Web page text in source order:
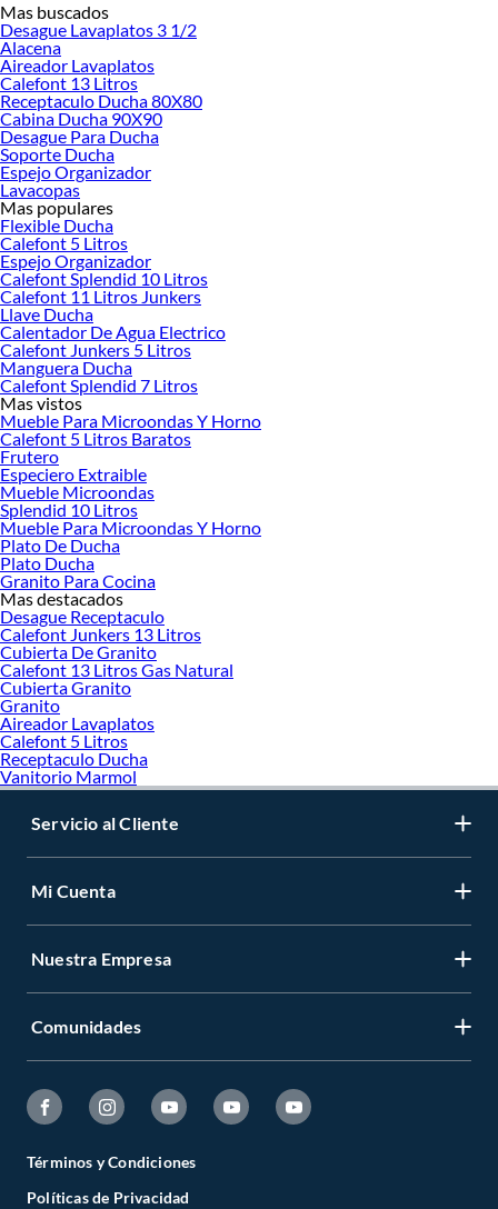
Tinas e hidromasajes
Toalleros
Duchas y cabinas
Muebles de baño
Shower doors y Cabinas
Mamparas para duchas
Barra de ducha
Saunas
Spa de exterior y Hot tubs
Shower doors y Cabinas
Bidet de baño
Urinario
Salas de baño
Rejillas y Celosías de Ventilación
Vanitorio
Taza de Baño - WC
Dispensador de jabón y jaboneras
Cortinas de baño
Tina de baño
Duchas y cabinas
Toallas
Portapapel
Portacepillos y Vasos
Sanitarios
Repisas para baño
Termo eléctrico
Extractores de Aire
Válvula de llenado WC
Bomba agua
Marcas destacadas en Baño
Junkers
Splendid
Rheem
Mas buscados
Desague Lavaplatos 3 1/2
Alacena
Aireador Lavaplatos
Calefont 13 Litros
Receptaculo Ducha 80X80
Cabina Ducha 90X90
Desague Para Ducha
Soporte Ducha
Espejo Organizador
Lavacopas
Mas populares
Flexible Ducha
Calefont 5 Litros
Espejo Organizador
Calefont Splendid 10 Litros
Calefont 11 Litros Junkers
Llave Ducha
Calentador De Agua Electrico
Calefont Junkers 5 Litros
Manguera Ducha
Calefont Splendid 7 Litros
Mas vistos
Mueble Para Microondas Y Horno
Calefont 5 Litros Baratos
Frutero
Especiero Extraible
Mueble Microondas
Splendid 10 Litros
Mueble Para Microondas Y Horno
Plato De Ducha
Plato Ducha
Granito Para Cocina
Mas destacados
Desague Receptaculo
Calefont Junkers 13 Litros
Cubierta De Granito
Calefont 13 Litros Gas Natural
Cubierta Granito
Granito
Aireador Lavaplatos
Calefont 5 Litros
Receptaculo Ducha
Vanitorio Marmol
Servicio al Cliente
Mi Cuenta
Nuestra Empresa
Comunidades
Términos y Condiciones
Políticas de Privacidad